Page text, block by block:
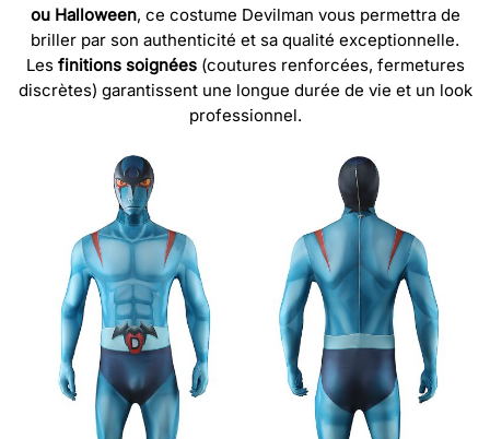
ou Halloween, ce costume Devilman vous permettra de
briller par son authenticité et sa qualité exceptionnelle.
Les finitions soignées(coutures renforcées, fermetures
discrètes) garantissent une longue durée de vie et un look
professionnel.